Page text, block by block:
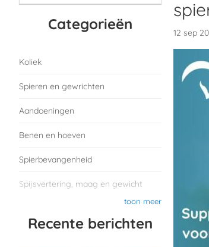
12 sep
Categorieën
Koliek
Spieren en gewrichten
Aandoeningen
Benen en hoeven
Spierbevangenheid
Spijsvertering, maag en gewicht
toon meer
Recente berichten